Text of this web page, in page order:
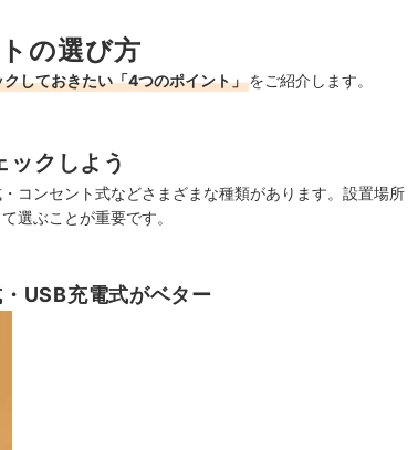
ク！の選び方
しておきたい「4つのポイント」をご紹介します。
クしよう
コンセント式などさまざまな種類があります。設置場所
選ぶことが重要です。
USB充電式がベター